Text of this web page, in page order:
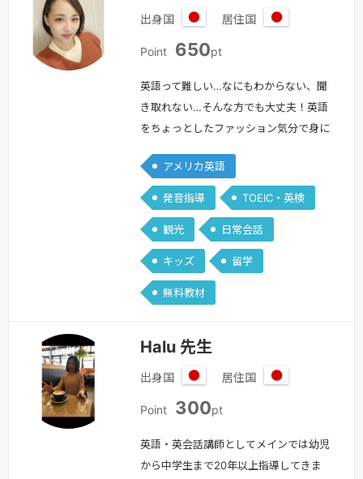
出身国
本
居住国
Point 650pt
英語って難しい…なにもわからない、聞
き取れない…そんな方でも大丈夫！英語
をちょっとしたファッション気分で身に
のツール。学校で勉強するような文法や
難解な単語なんて気にしないで、折角や
るなら会話を楽しんじゃいましょう❣勿
論、資格を取りたい方は英検をメインに
点数を取るコツや、受験勉強でしたら
小・中・高・大と全て受験（センター試
験経験済み）してきておりますのでお手
アメリカ英語
発音指導 TOEIC・英検
観光 日常会話
キッズ 留学
無料教材
Halu 先生
出身国
本
居住国
Point 300pt
英語・英会話講師としてメインでは幼児
から中学生まで20年以上指導してきま